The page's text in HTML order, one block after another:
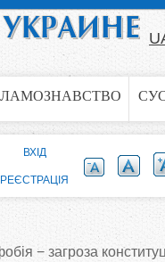
− загроза
ВХІД
РЕЄСТРАЦІЯ